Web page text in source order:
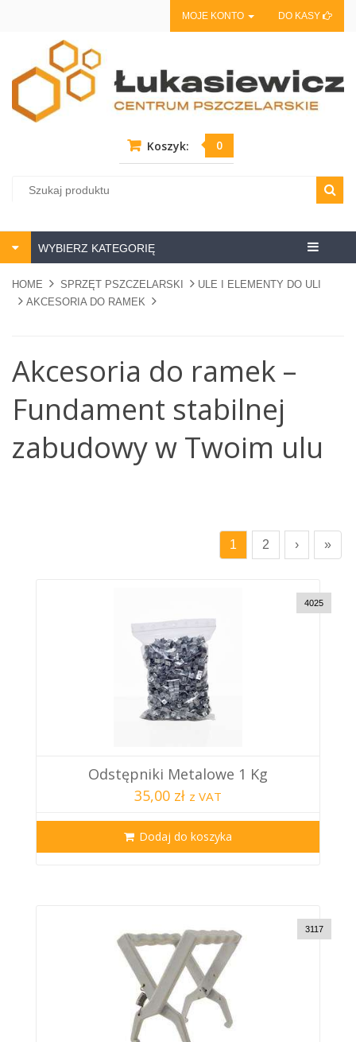
MOJE KONTO DO KASY
Koszyk: 0
Centrum
WYBIERZ KATEGORIĘ
HOME SPRZĘT PSZCZELARSKI
ULE I ELEMENTY DO ULI
AKCESORIA DO RAMEK
Akcesoria do ramek –
Fundament stabilnej
zabudowy w Twoim ulu
1 2 › »
4025
Odstępniki Metalowe 1 Kg
35,00 zł z VAT
Dodaj do koszyka
3117